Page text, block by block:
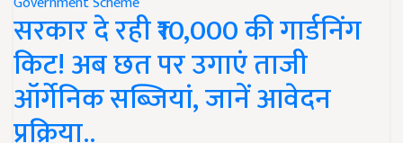
सरकार दे रही ₹10,000 की गार्डनिंग
किट! अब छत पर उगाएं ताजी
ऑर्गेनिक सब्जियां, जानें आवेदन
प्रक्रिया..